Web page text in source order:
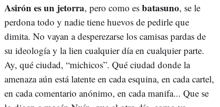
Asirón es un jetorra, pero como es batasuno, se le
perdona todo y nadie tiene huevos de pedirle que
dimita. No vayan a desperezarse los camisas pardas de
su ideología y la lien cualquier día en cualquier parte.
Ay, qué ciudad, “michicos”. Qué ciudad donde la
amenaza aún está latente en cada esquina, en cada cartel,
en cada comentario anónimo, en cada manifa... Que se